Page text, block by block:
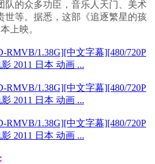
队的众多功臣，音乐人天门、美术
世等。据悉，这部《追逐繁星的孩
本上映。